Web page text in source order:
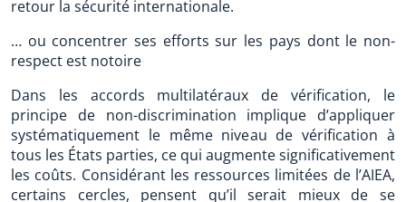
retour la sécurité internationale.
… ou concentrer ses efforts sur les pays dont le non-
respect est notoire
Dans les accords multilatéraux de vérification, le
principe de non-discrimination implique d’appliquer
systématiquement le même niveau de vérification à
tous les États parties, ce qui augmente significativement
les coûts. Considérant les ressources limitées de l’AIEA,
certains cercles, pensent qu’il serait mieux de se